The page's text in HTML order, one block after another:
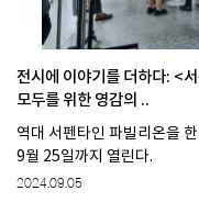
전시에 이야기를 더하다: <
모두를 위한 영감의 ..
역대 서펜타인 파빌리온을
9월 25일까지 열린다.
2024.09.05